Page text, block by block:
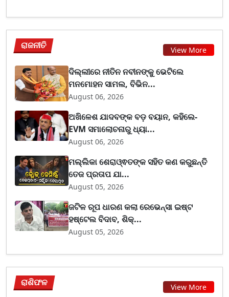
ରାଜନୀତି View More
ଦିଲ୍ଲୀରେ ନୀତିନ ନବୀନଙ୍କୁ ଭେଟିଲେ
ମନମୋହନ ସାମଲ, ବିଭିନ...
August 06, 2026
ଅଖିଳେଶ ଯାଦବଙ୍କ ବଡ଼ ବୟାନ, କହିଲେ-
EVM ସମାଲୋଚନାରୁ ଧ୍ୟା...
August 06, 2026
ମଲ୍ଲିକା ଶେରାଓ୍ଵତଙ୍କ ସହିତ କଣ କରୁଛନ୍ତି
ତେଜ ପ୍ରତାପ ଯା...
August 05, 2026
ଜଟିଳ ରୂପ ଧାରଣ କଲା ରେଭେନ୍ସା ଇଷ୍ଟ
ହଷ୍ଟେଲ ବିଦାବ, ଶିକ୍...
August 05, 2026
ରାଶିଫଳ View More